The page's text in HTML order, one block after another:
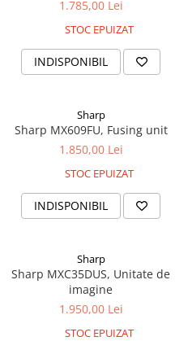
Folii Laminare
Distrugătoare Documente
Ghilotine / Trimmere
Aparate de Îndosariat și Accesorii
1.785,00 Lei
STOC EPUIZAT
INDISPONIBIL
Sharp
Sharp MX609FU, Fusing unit
1.850,00 Lei
STOC EPUIZAT
INDISPONIBIL
Sharp
Sharp MXC35DUS, Unitate de
imagine
1.950,00 Lei
STOC EPUIZAT